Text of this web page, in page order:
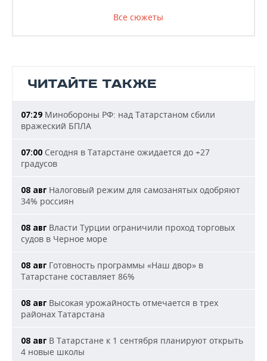
Все сюжеты
ЧИТАЙТЕ ТАКЖЕ
07:29 Минобороны РФ: над Татарстаном сбили
вражеский БПЛА
07:00 Сегодня в Татарстане ожидается до +27
градусов
08 авг Налоговый режим для самозанятых одобряют
34% россиян
08 авг Власти Турции ограничили проход торговых
судов в Черное море
08 авг Готовность программы «Наш двор» в
Татарстане составляет 86%
08 авг Высокая урожайность отмечается в трех
районах Татарстана
08 авг В Татарстане к 1 сентября планируют открыть
4 новые школы